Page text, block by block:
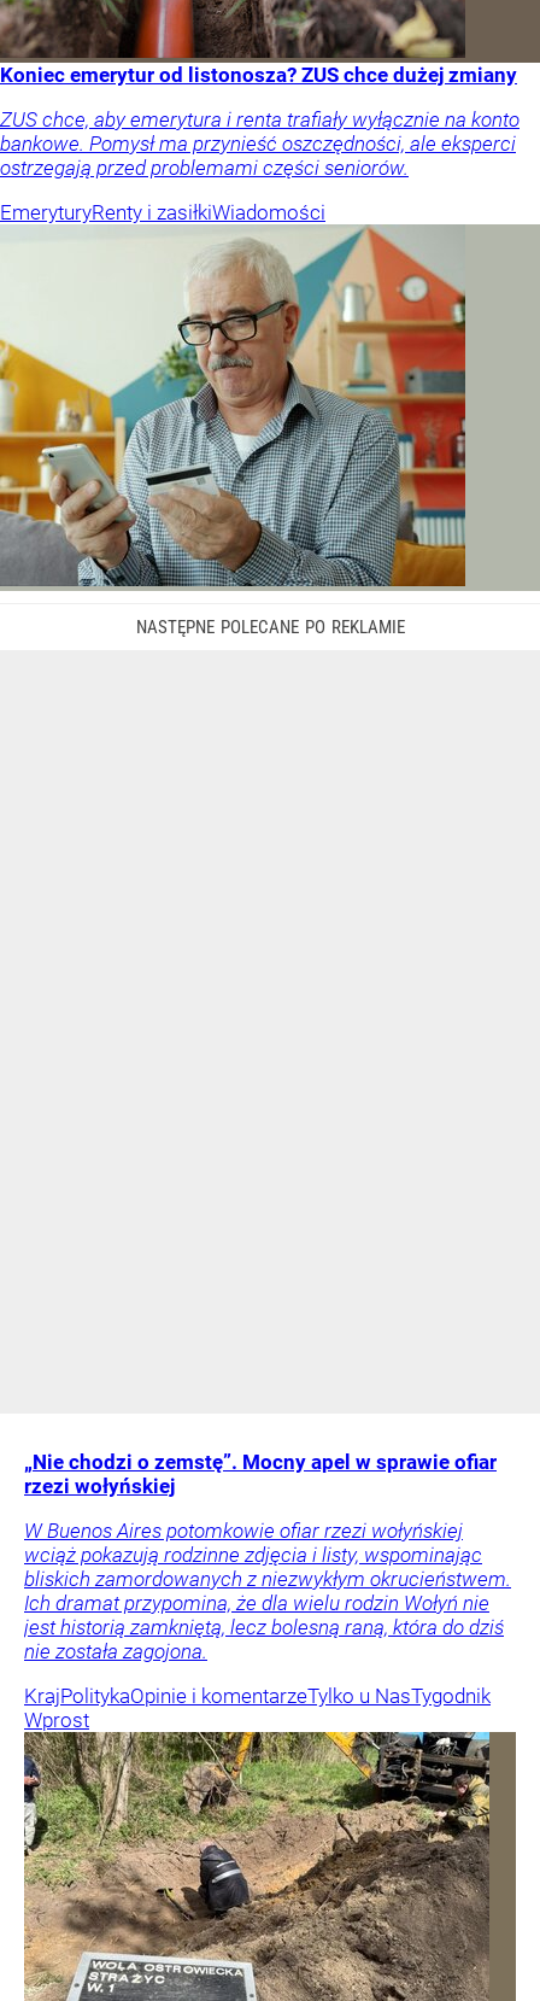
Koniec emerytur od listonosza? ZUS chce dużej zmiany
ZUS chce, aby emerytura i renta trafiały wyłącznie na konto
bankowe. Pomysł ma przynieść oszczędności, ale eksperci
ostrzegają przed problemami części seniorów.
EmeryturyRenty i zasiłkiWiadomości
„Nie chodzi o zemstę”. Mocny apel w sprawie ofiar
rzezi wołyńskiej
W Buenos Aires potomkowie ofiar rzezi wołyńskiej
wciąż pokazują rodzinne zdjęcia i listy, wspominając
bliskich zamordowanych z niezwykłym okrucieństwem.
Ich dramat przypomina, że dla wielu rodzin Wołyń nie
jest historią zamkniętą, lecz bolesną raną, która do dziś
nie została zagojona.
KrajPolitykaOpinie i komentarzeTylko u NasTygodnik
Wprost